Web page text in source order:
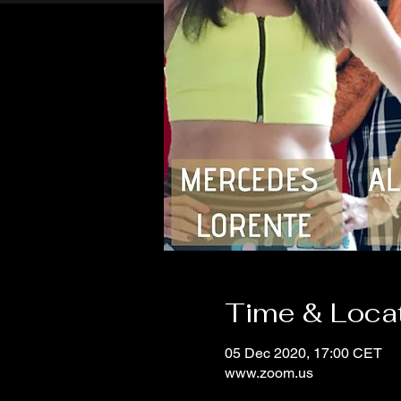
Time &
05 Dec 2020, 17:00 CET
www.zoom.us